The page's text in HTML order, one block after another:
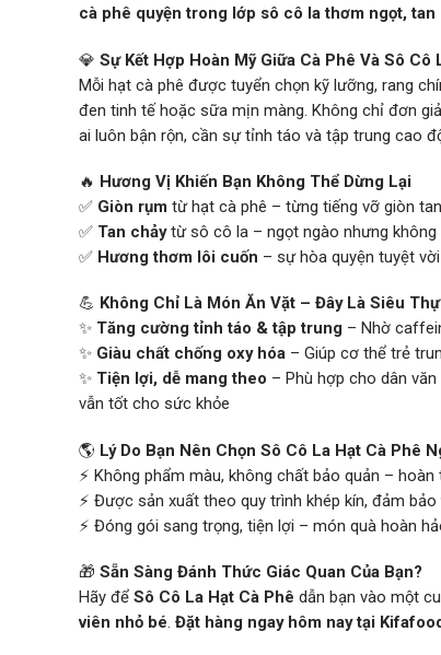
cà phê quyện trong lớp sô cô la thơm ngọt,
💎 Sự Kết Hợp Hoàn Mỹ Giữa Cà Phê Và Sô Cô
Mỗi hạt cà phê được tuyển chọn kỹ lưỡng, rang
đen tinh tế hoặc sữa mịn màng. Không chỉ đơn
ai luôn bận rộn, cần sự tỉnh táo và tập trung cao
🔥 Hương Vị Khiến Bạn Không Thể Dừng Lại
✅ Giòn rụm từ hạt cà phê – từng tiếng vỡ giòn
✅ Tan chảytừ sô cô la – ngọt ngào nhưng không
✅ Hương thơm lôi cuốn – sự hòa quyện tuyệt
💪 Không Chỉ Là Món Ăn Vặt – Đây Là Siêu
✨ Tăng cường tỉnh táo & tập trung – Nhờ
✨ Giàu chất chống oxy hóa – Giúp cơ thể trẻ
✨ Tiện lợi, dễ mang theo – Phù hợp cho dân
vẫn tốt cho sức khỏe
🌎 Lý Do Bạn Nên Chọn Sô Cô La Hạt Cà Phê
⚡ Không phẩm màu, không chất bảo quản –
⚡ Được sản xuất theo quy trình khép kín, đảm bảo
⚡ Đóng gói sang trọng, tiện lợi – món quà hoàn
🎁 Sẵn Sàng Đánh Thức Giác Quan Của Bạn?
Hãy để Sô Cô La Hạt Cà Phê dẫn bạn vào một
viên nhỏ bé. Đặt hàng ngay hôm nay tại